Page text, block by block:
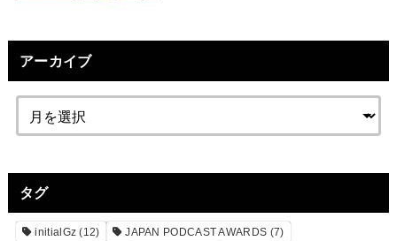
アーカイブ
タグ
initialGz (12) JAPAN PODCAST AWARDS (7)